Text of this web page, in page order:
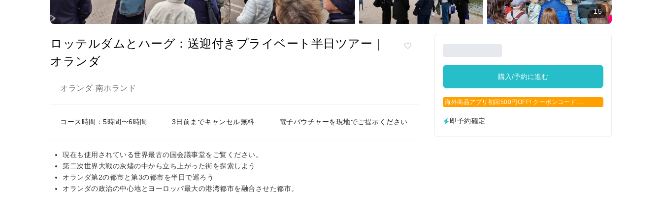
15
ロッテルダムとハーグ：送迎付きプライベート半日ツアー｜
オランダ
オランダ-南ホランド
コース時間：5時間〜6時間 3日前までキャンセル無料 電子バウチャーを現地でご提示ください
現在も使用されている世界最古の国会議事堂をご覧ください。
第二次世界大戦の灰燼の中から立ち上がった街を探索しよう
オランダ第2の都市と第3の都市を半日で巡ろう
オランダの政治の中心地とヨーロッパ最大の港湾都市を融合させた都市。
購入/予約に進む
海外商品アプリ初回500円OFF! クーポンコード:
即予約確定